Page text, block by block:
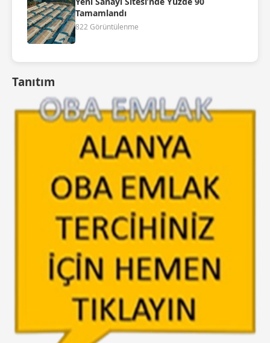
Tamamlandı
822 Görüntülenme
Tanıtım